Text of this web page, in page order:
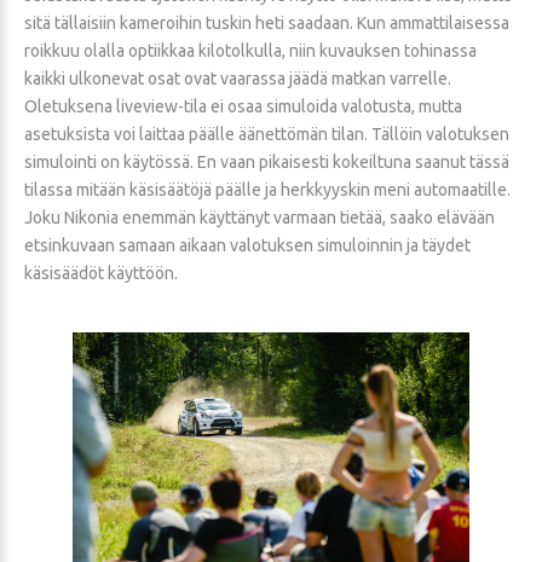
sitä tällaisiin kameroihin tuskin heti saadaan. Kun ammattilaisessa
roikkuu olalla optiikkaa kilotolkulla, niin kuvauksen tohinassa
kaikki ulkonevat osat ovat vaarassa jäädä matkan varrelle.
Oletuksena liveview-tila ei osaa simuloida valotusta, mutta
asetuksista voi laittaa päälle äänettömän tilan. Tällöin valotuksen
simulointi on käytössä. En vaan pikaisesti kokeiltuna saanut tässä
tilassa mitään käsisäätöjä päälle ja herkkyyskin meni automaatille.
Joku Nikonia enemmän käyttänyt varmaan tietää, saako elävään
etsinkuvaan samaan aikaan valotuksen simuloinnin ja täydet
käsisäädöt käyttöön.